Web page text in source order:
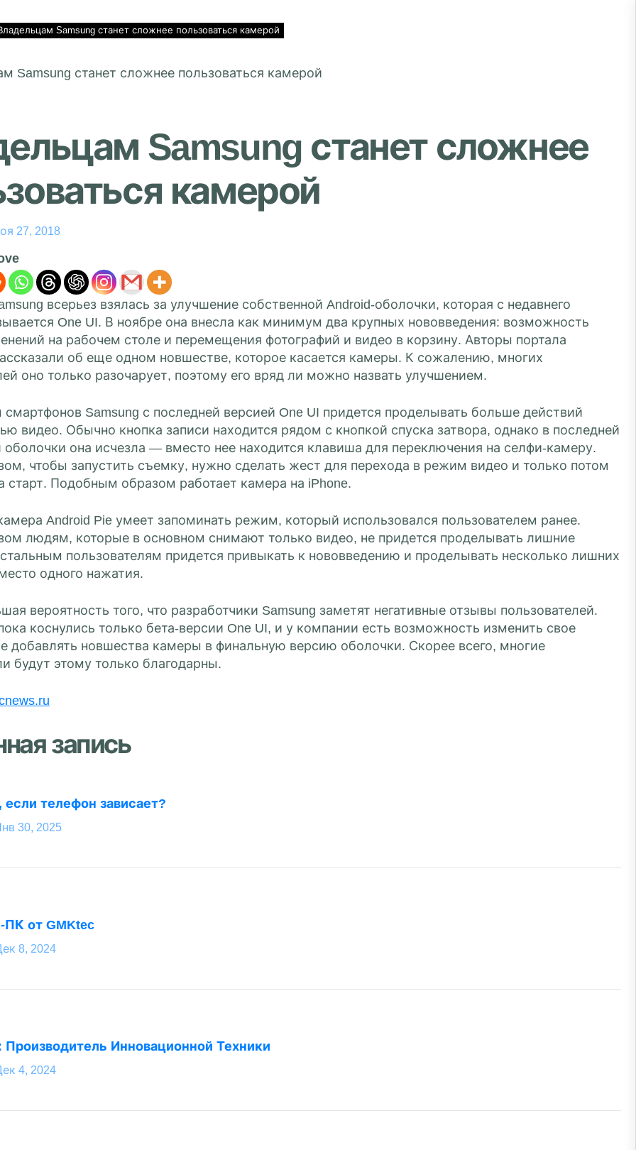
Samsung станет сложнее пользоваться камерой
Samsung станет сложнее
камерой
27, 2018
всерьез взялась за улучшение собственной Android-оболочки, которая с недавнего
One UI. В ноябре она внесла как минимум два крупных нововведения: возможность
на рабочем столе и перемещения фотографий и видео в корзину. Авторы портала
об еще одном новшестве, которое касается камеры. К сожалению, многих
оно только разочарует, поэтому его вряд ли можно назвать улучшением.
смартфонов Samsung с последней версией One UI придется проделывать больше действий
видео. Обычно кнопка записи находится рядом с кнопкой спуска затвора, однако в последней
оболочки она исчезла — вместо нее находится клавиша для переключения на селфи-камеру.
чтобы запустить съемку, нужно сделать жест для перехода в режим видео и только потом
старт. Подобным образом работает камера на iPhone.
Android Pie умеет запоминать режим, который использовался пользователем ранее.
людям, которые в основном снимают только видео, не придется проделывать лишние
пользователям придется привыкать к нововведению и проделывать несколько лишних
одного нажатия.
вероятность того, что разработчики Samsung заметят негативные отзывы пользователей.
коснулись только бета-версии One UI, и у компании есть возможность изменить свое
добавлять новшества камеры в финальную версию оболочки. Скорее всего, многие
будут этому только благодарны.
запись
если телефон зависает?
30, 2025
от GMKtec
8, 2024
Производитель Инновационной Техники
4, 2024